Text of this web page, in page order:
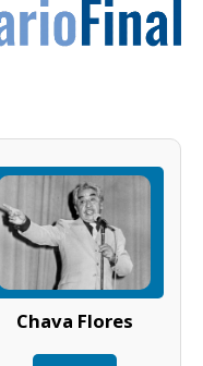
Chava Flores